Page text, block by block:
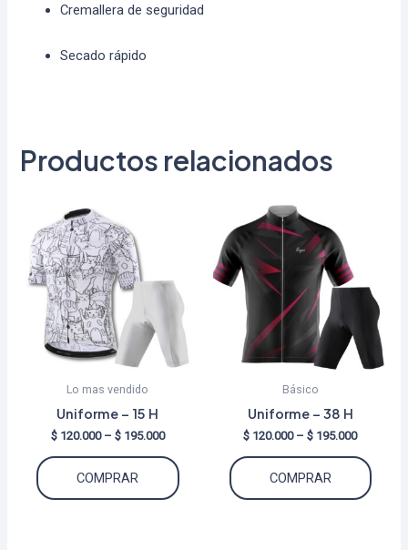
Cremallera de seguridad
Secado rápido
Productos relacionados
Lo mas vendido
Uniforme – 15 H
$120.000 – $195.000Price
$ 120.000
through
$ 195.000
COMPRAR
producto
Básico
Uniforme – 38 H
$ 120.000 – $ 195.000Price
$ 120.000
through
$ 195.000
COMPRAR